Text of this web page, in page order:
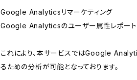
Google Analyticsリマーケティング
Google Analyticsのユーザー属性レポート
これにより、本サービスではGoogle
るための分析が可能となっております。